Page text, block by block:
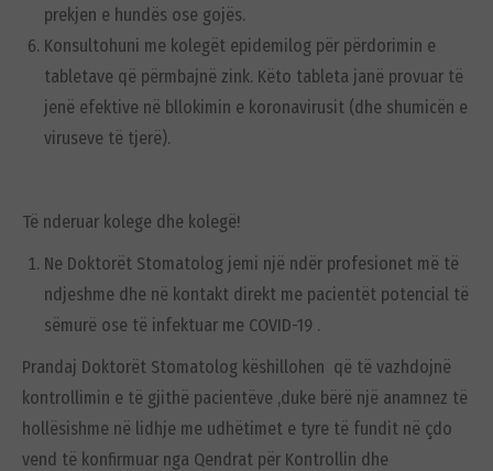
prekjen e hundës ose gojës.
Konsultohuni me kolegët epidemilog për përdorimin e
tabletave që përmbajnë zink. Këto tableta janë provuar të
jenë efektive në bllokimin e koronavirusit (dhe shumicën e
viruseve të tjerë).
Të nderuar kolege dhe kolegë!
Ne Doktorët Stomatolog jemi një ndër profesionet më të
ndjeshme dhe në kontakt direkt me pacientët potencial të
sëmurë ose të infektuar me COVID-19 .
Prandaj Doktorët Stomatolog këshillohen që të vazhdojnë
kontrollimin e të gjithë pacientëve ,duke bërë një anamnez të
hollësishme në lidhje me udhëtimet e tyre të fundit në çdo
vend të konfirmuar nga Qendrat për Kontrollin dhe